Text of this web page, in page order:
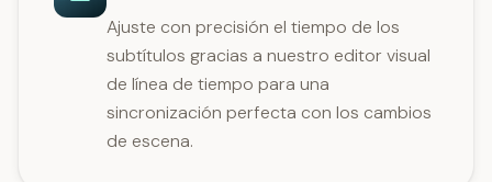
Ajuste con precisión el tiempo de los
subtítulos gracias a nuestro editor visual
de línea de tiempo para una
sincronización perfecta con los cambios
de escena.